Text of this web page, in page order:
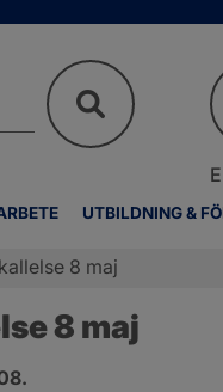
UTBILDNING &
8 maj
8 maj